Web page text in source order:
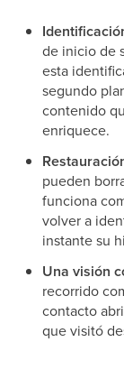
de inicio de
esta
segundo
contenido
enriquece.
pueden
funciona
volver a
instante su
Una visión
recorrido
contacto
que visitó